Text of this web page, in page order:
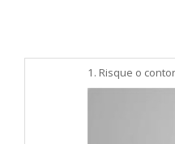
1. Risque o